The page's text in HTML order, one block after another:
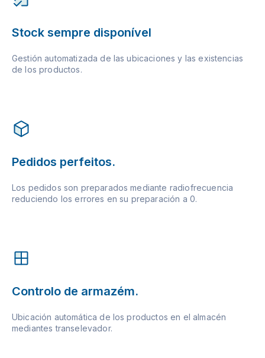
Stock sempre disponível
Gestión automatizada de las ubicaciones y las existencias
de los productos.
Pedidos perfeitos.
Los pedidos son preparados mediante radiofrecuencia
reduciendo los errores en su preparación a 0.
Controlo de armazém.
Ubicación automática de los productos en el almacén
mediantes transelevador.